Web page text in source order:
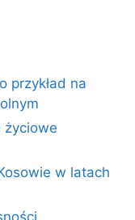
przykład na
życiowe
w latach